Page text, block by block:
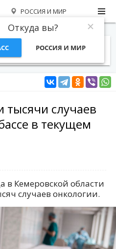
РОССИЯ И МИР
Откуда вы?
РОССИЯ И МИР
ТЕМЫ ФОТО
случаев
в текущем
в Кемеровской области
случаев онкологии.